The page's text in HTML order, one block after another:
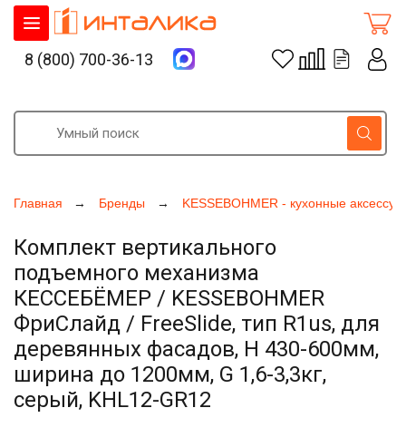
Главная Бренды KESSEBOHMER - кухонные
Комплект вертикального
подъемного механизма
КЕССЕБЁМЕР / KESSEBOHMER
ФриСлайд / FreeSlide, тип R1us, для
деревянных фасадов, H 430-600мм,
ширина до 1200мм, G 1,6-3,3кг,
серый, KHL12-GR12
8 (800) 700-36-13